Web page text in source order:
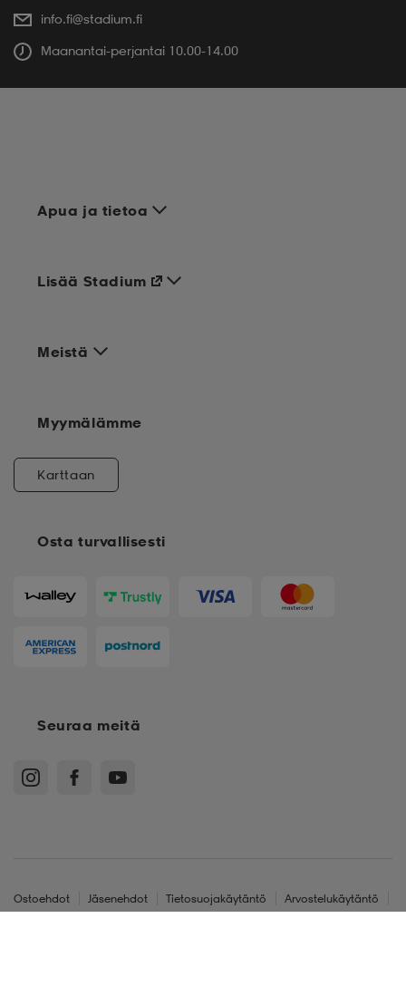
info.fi@stadium.fi
Maanantai-perjantai 10.00-14.00
Apua ja tietoa
Meistä
Osta turvallisesti
Lisää Stadium
Myymälämme
Karttaan
Seuraa meitä
Ostoehdot Jäsenehdot Tietosuojakäytäntö
Arvostelukäytäntö